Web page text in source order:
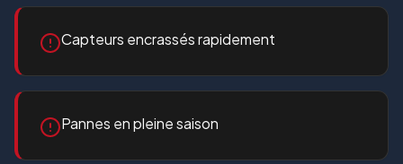
Capteurs encrassés rapidement
Pannes en pleine saison